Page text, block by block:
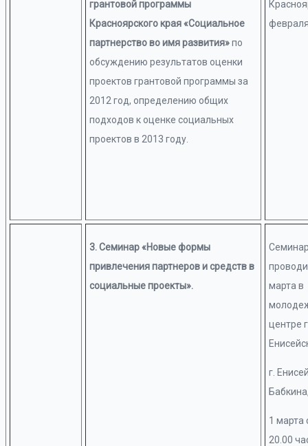
грантовой программы
Красноярского края«Социальное
партнерство во имя развития»по
обсуждению результатов оценки
проектов грантовой программы за
2012 год, определению общих
подходов к оценке социальных
проектов в 2013 году.
3. Семинар «Новые формы
привлечения партнеров и средств в
социальные проекты».
марта в
центре
г.
1 марта
20.00